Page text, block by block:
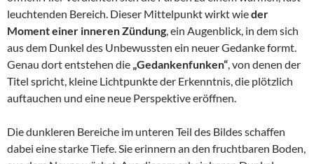
leuchtenden Bereich. Dieser Mittelpunkt wirkt wieder
Moment einer inneren Zündung, ein Augenblick, in dem sich
aus dem Dunkel des Unbewussten ein neuer Gedanke formt.
Genau dort entstehen die „Gedankenfunken“, von denen der
Titel spricht, kleine Lichtpunkte der Erkenntnis, die plötzlich
auftauchen und eine neue Perspektive eröffnen.
Die dunkleren Bereiche im unteren Teil des Bildes schaffen
dabei eine starke Tiefe. Sie erinnern an den fruchtbaren Boden,